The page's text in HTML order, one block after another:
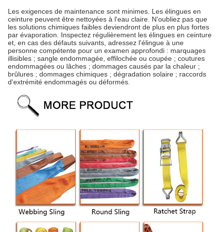
Les exigences de maintenance sont minimes. Les élingues en
ceinture peuvent être nettoyées à l'eau claire. N'oubliez pas que
les solutions chimiques faibles deviendront de plus en plus fortes
par évaporation. Inspectez régulièrement les élingues en ceinture
et, en cas des défauts suivants, adressez l'élingue à une
personne compétente pour un examen approfondi : marquages
illisibles ; sangle endommagée, effilochée ou coupée ; coutures
endommagées ou lâches ; dommages causés par la chaleur ;
brûlures ; dommages chimiques ; dégradation solaire ; raccords
d'extrémité endommagés ou déformés.